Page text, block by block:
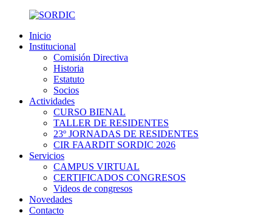
content
SORDIC
Sociedad
Radiología
Diagnóstico
Inicio
Institucional
Comisión Directiva
Historia
Estatuto
Socios
Actividades
CURSO BIENAL
TALLER DE RESIDENTES
23º JORNADAS DE RESIDENTES
CIR FAARDIT SORDIC 2026
Servicios
CAMPUS VIRTUAL
CERTIFICADOS CONGRESOS
Videos de congresos
Novedades
Contacto